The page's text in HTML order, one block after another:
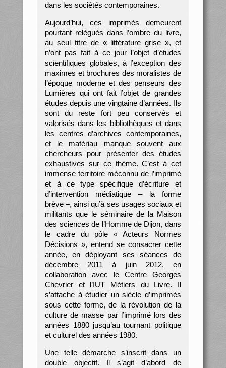
dans les sociétés contemporaines.
Aujourd’hui, ces imprimés demeurent
pourtant relégués dans l’ombre du livre,
au seul titre de « littérature grise », et
n’ont pas fait à ce jour l’objet d’études
scientifiques globales, à l’exception des
maximes et brochures des moralistes de
l’époque moderne et des penseurs des
Lumières qui ont fait l’objet de grandes
études depuis une vingtaine d’années. Ils
sont du reste fort peu conservés et
valorisés dans les bibliothèques et dans
les centres d’archives contemporaines,
et le matériau manque souvent aux
chercheurs pour présenter des études
exhaustives sur ce thème. C’est à cet
immense territoire méconnu de l’imprimé
et à ce type spécifique d’écriture et
d’intervention médiatique – la forme
brève –, ainsi qu’à ses usages sociaux et
militants que le séminaire de la Maison
des sciences de l’Homme de Dijon, dans
le cadre du pôle « Acteurs Normes
Décisions », entend se consacrer cette
année, en déployant ses séances de
décembre 2011 à juin 2012, en
collaboration avec le Centre Georges
Chevrier et l’IUT Métiers du Livre. Il
s’attache à étudier un siècle d’imprimés
sous cette forme, de la révolution de la
culture de masse par l’imprimé lors des
années 1880 jusqu’au tournant politique
et culturel des années 1980.
Une telle démarche s’inscrit dans un
double objectif. Il s’agit d’abord de